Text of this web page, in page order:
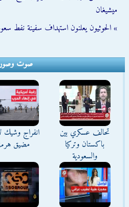
ميشيغان
» الحوثيون يعلنون استهداف سفينة نفط
صوت
تحالف عسكري بين
باكستان وتركيا
والسعودية
انفراج وشيك
مضيق